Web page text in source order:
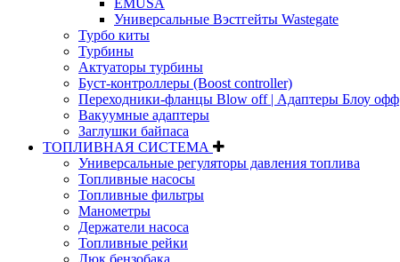
EMUSA
Универсальные Вэстгейты Wastegate
Турбо киты
Турбины
Актуаторы турбины
Буст-контроллеры (Boost controller)
Переходники-фланцы Blow off | Адаптеры Блоу офф
Вакуумные адаптеры
Заглушки байпаса
ТОПЛИВНАЯ СИСТЕМА
Универсальные регуляторы давления топлива
Топливные насосы
Топливные фильтры
Манометры
Держатели насоса
Топливные рейки
Люк бензобака